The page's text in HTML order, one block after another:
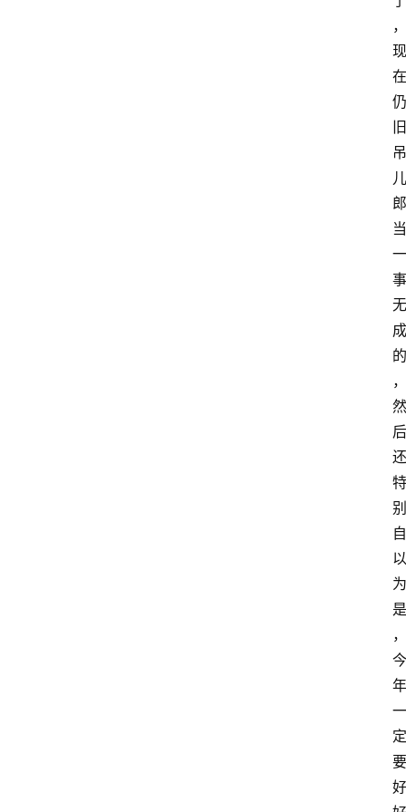
，
现
在
仍
旧
吊
儿
郎
当
一
事
无
成
的
，
然
后
还
特
别
自
以
为
是
，
今
年
一
定
要
好